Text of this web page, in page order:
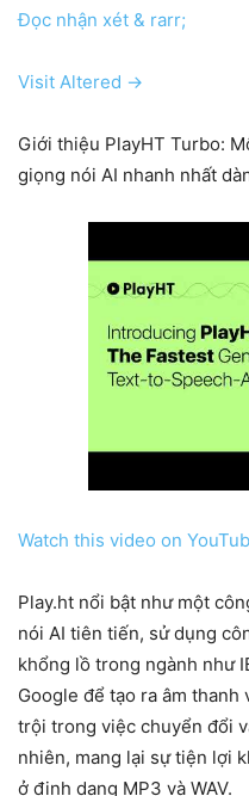
Đọc nhận xét & rarr;
Visit Altered →
Giới thiệu PlayHT Turbo:
giọng nói AI nhanh nhất
Watch this video on
Play.ht nổi bật như một
nói AI tiên tiến, sử dụng
khổng lồ trong ngành như
Google để tạo ra âm
trội trong việc chuyển đổi
nhiên, mang lại sự tiện lợi
ở định dạng MP3 và WAV.